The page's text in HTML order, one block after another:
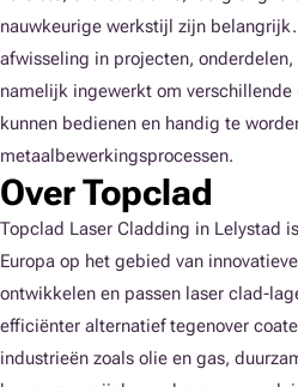
nauwkeurige werkstijl zijn
afwisseling in projecten,
namelijk ingewerkt om
kunnen bedienen en handig te
metaalbewerkingsprocessen.
Over Topclad
Topclad Laser Cladding in Lelystad
Europa op het gebied van
ontwikkelen en passen laser clad-
efficiënter alternatief tegenover
industrieën zoals olie en gas,